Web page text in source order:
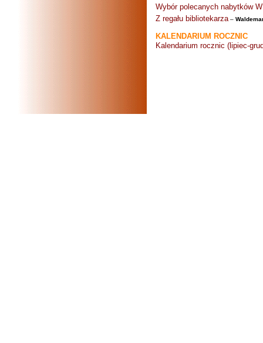
Wybór polecanych nabytków
Z regału bibliotekarza –
KALENDARIUM ROCZNIC
Kalendarium rocznic (lipiec-